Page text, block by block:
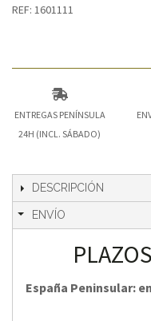
REF: 1601111
ENTREGAS PENÍNSULA
24H (INCL. SÁBADO)
DESCRIPCIÓN
ENVÍO
España Peninsular: